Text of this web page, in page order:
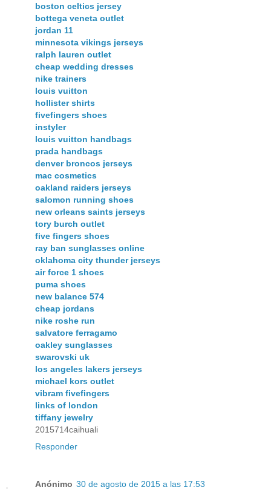
boston celtics jersey
bottega veneta outlet
jordan 11
minnesota vikings jerseys
ralph lauren outlet
cheap wedding dresses
nike trainers
louis vuitton
hollister shirts
fivefingers shoes
instyler
louis vuitton handbags
prada handbags
denver broncos jerseys
mac cosmetics
oakland raiders jerseys
salomon running shoes
new orleans saints jerseys
tory burch outlet
five fingers shoes
ray ban sunglasses online
oklahoma city thunder jerseys
air force 1 shoes
puma shoes
new balance 574
cheap jordans
nike roshe run
salvatore ferragamo
oakley sunglasses
swarovski uk
los angeles lakers jerseys
michael kors outlet
vibram fivefingers
links of london
tiffany jewelry
2015714caihuali
Responder
Anónimo 30 de agosto de 2015 a las 17:53